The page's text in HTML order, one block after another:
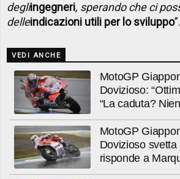
degliingegneri, sperando che ci
delleindicazioni utili per lo sviluppo”.
VEDI ANCHE
MotoGP
Dovizioso:
“La caduta?
MotoGP
Dovizioso
risponde a